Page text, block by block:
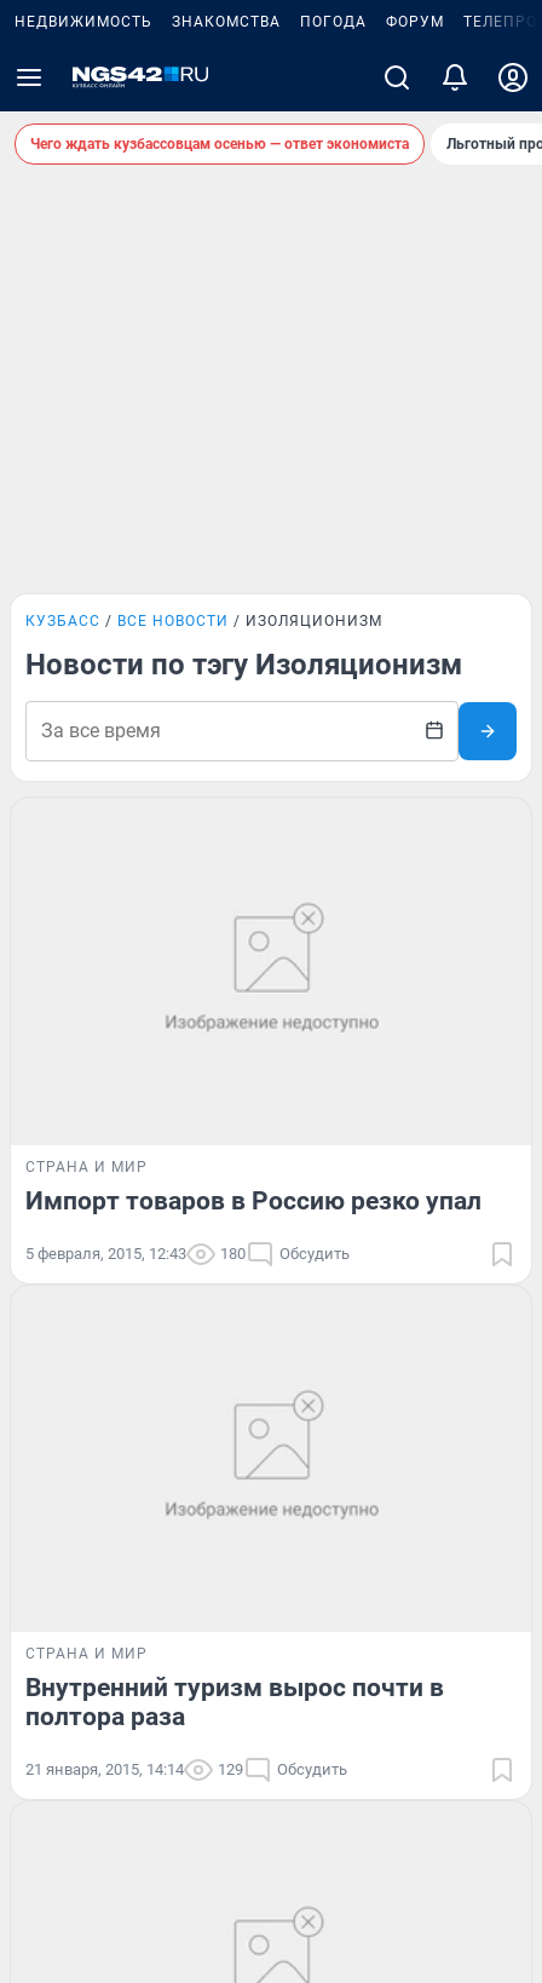
НЕДВИЖИМОСТЬ ЗНАКОМСТВА ПОГОДА ФОРУМ
Чего ждать кузбассовцам осенью — ответ экономиста Льготный
КУЗБАСС ВСЕ НОВОСТИ ИЗОЛЯЦИОНИЗМ
Новости по тэгу Изоляционизм
СТРАНА И МИР
Импорт товаров в Россию резко упал
5 февраля, 2015, 12:43 180 Обсудить
СТРАНА И МИР
Внутренний туризм вырос почти в
полтора раза
21 января, 2015, 14:14 129 Обсудить